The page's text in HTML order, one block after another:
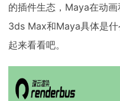
资讯&赛事
渲染百科
渲染大赛
渲染百科
渲染大赛
渲染百科
渲染大赛
渲染百科
渲染大赛
渲染百科
渲染大赛
渲染百科
渲染大赛
云渲染优惠攻略
青云平台
云渲染优惠攻略
青云平台
云渲染优惠攻略
青云平台
云渲染优惠攻略
青云平台
云渲染优惠攻略
青云平台
云渲染优惠攻略
青云平台
关于我们
下载动画客户端
动画客户端
动画客户端
动画客户端
动画客户端
动画客户端
的插件生态，Maya在动
3ds Max和Maya具体是
起来看看吧。